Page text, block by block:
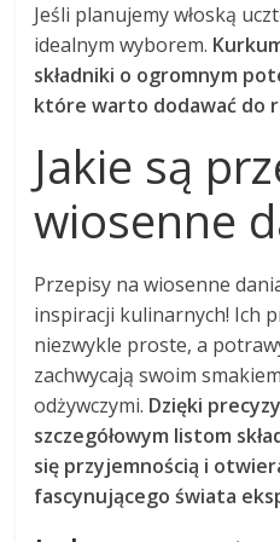
Jeśli planujemy włoską
idealnym wyborem.
składniki o ogromnym
które warto dodawać do
Jakie są
wiosenne
Przepisy na wiosenne
inspiracji kulinarnych! Ich
niezwykle proste, a
zachwycają swoim
odżywczymi. Dzięki
szczegółowym listom
się przyjemnością i
fascynującego świata